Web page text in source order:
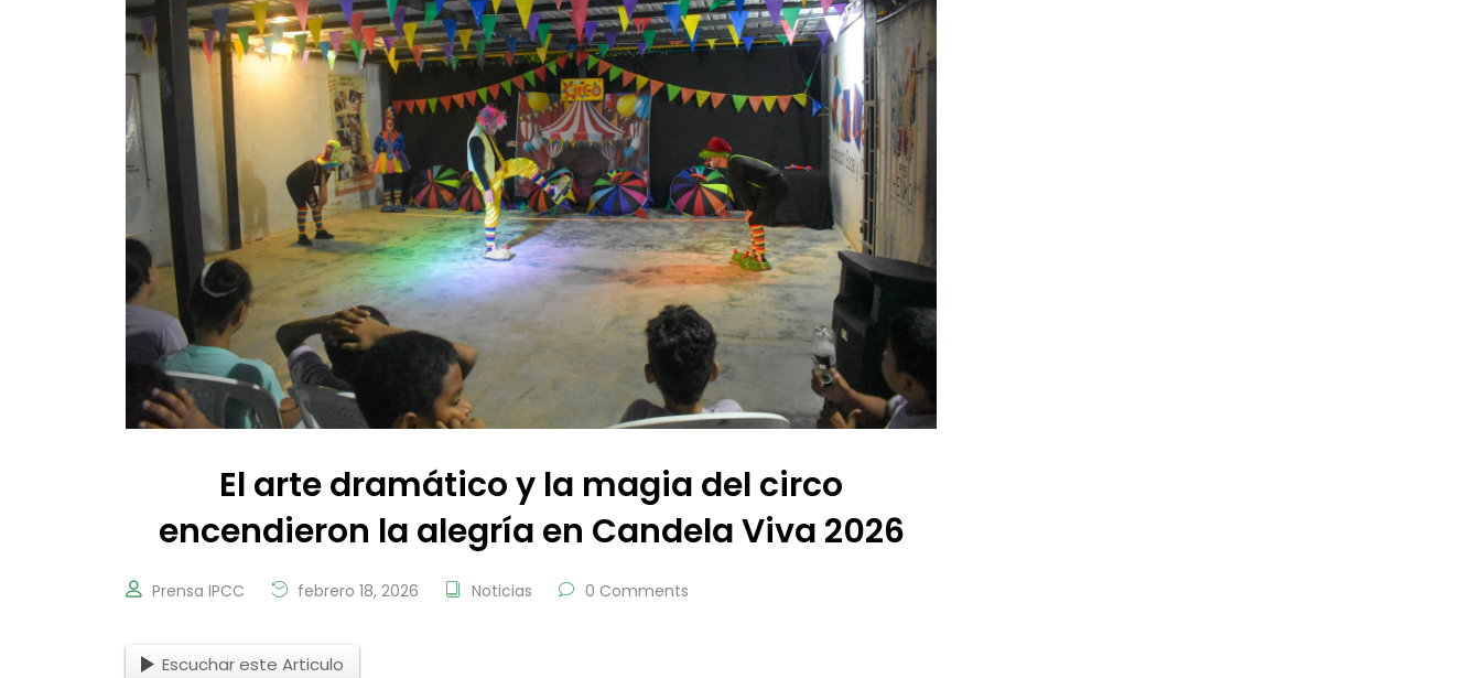
El arte dramático y la magia del circo
encendieron la alegría en Candela Viva 2026
Prensa IPCC febrero 18, 2026 Noticias 0 Comments
Escuchar este Articulo